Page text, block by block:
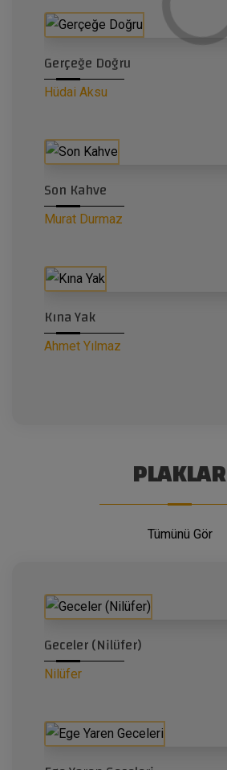
Gerçeğe Doğru
Hüdai Aksu
Son Kahve
Murat Durmaz
Kına Yak
Ahmet Yılmaz
PLAKLAR
Tümünü Gör
Geceler (Nilüfer)
Nilüfer